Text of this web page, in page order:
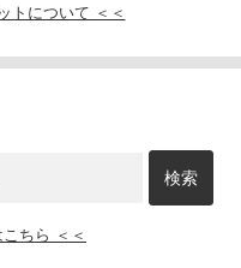
トについて ＜＜
ちら ＜＜